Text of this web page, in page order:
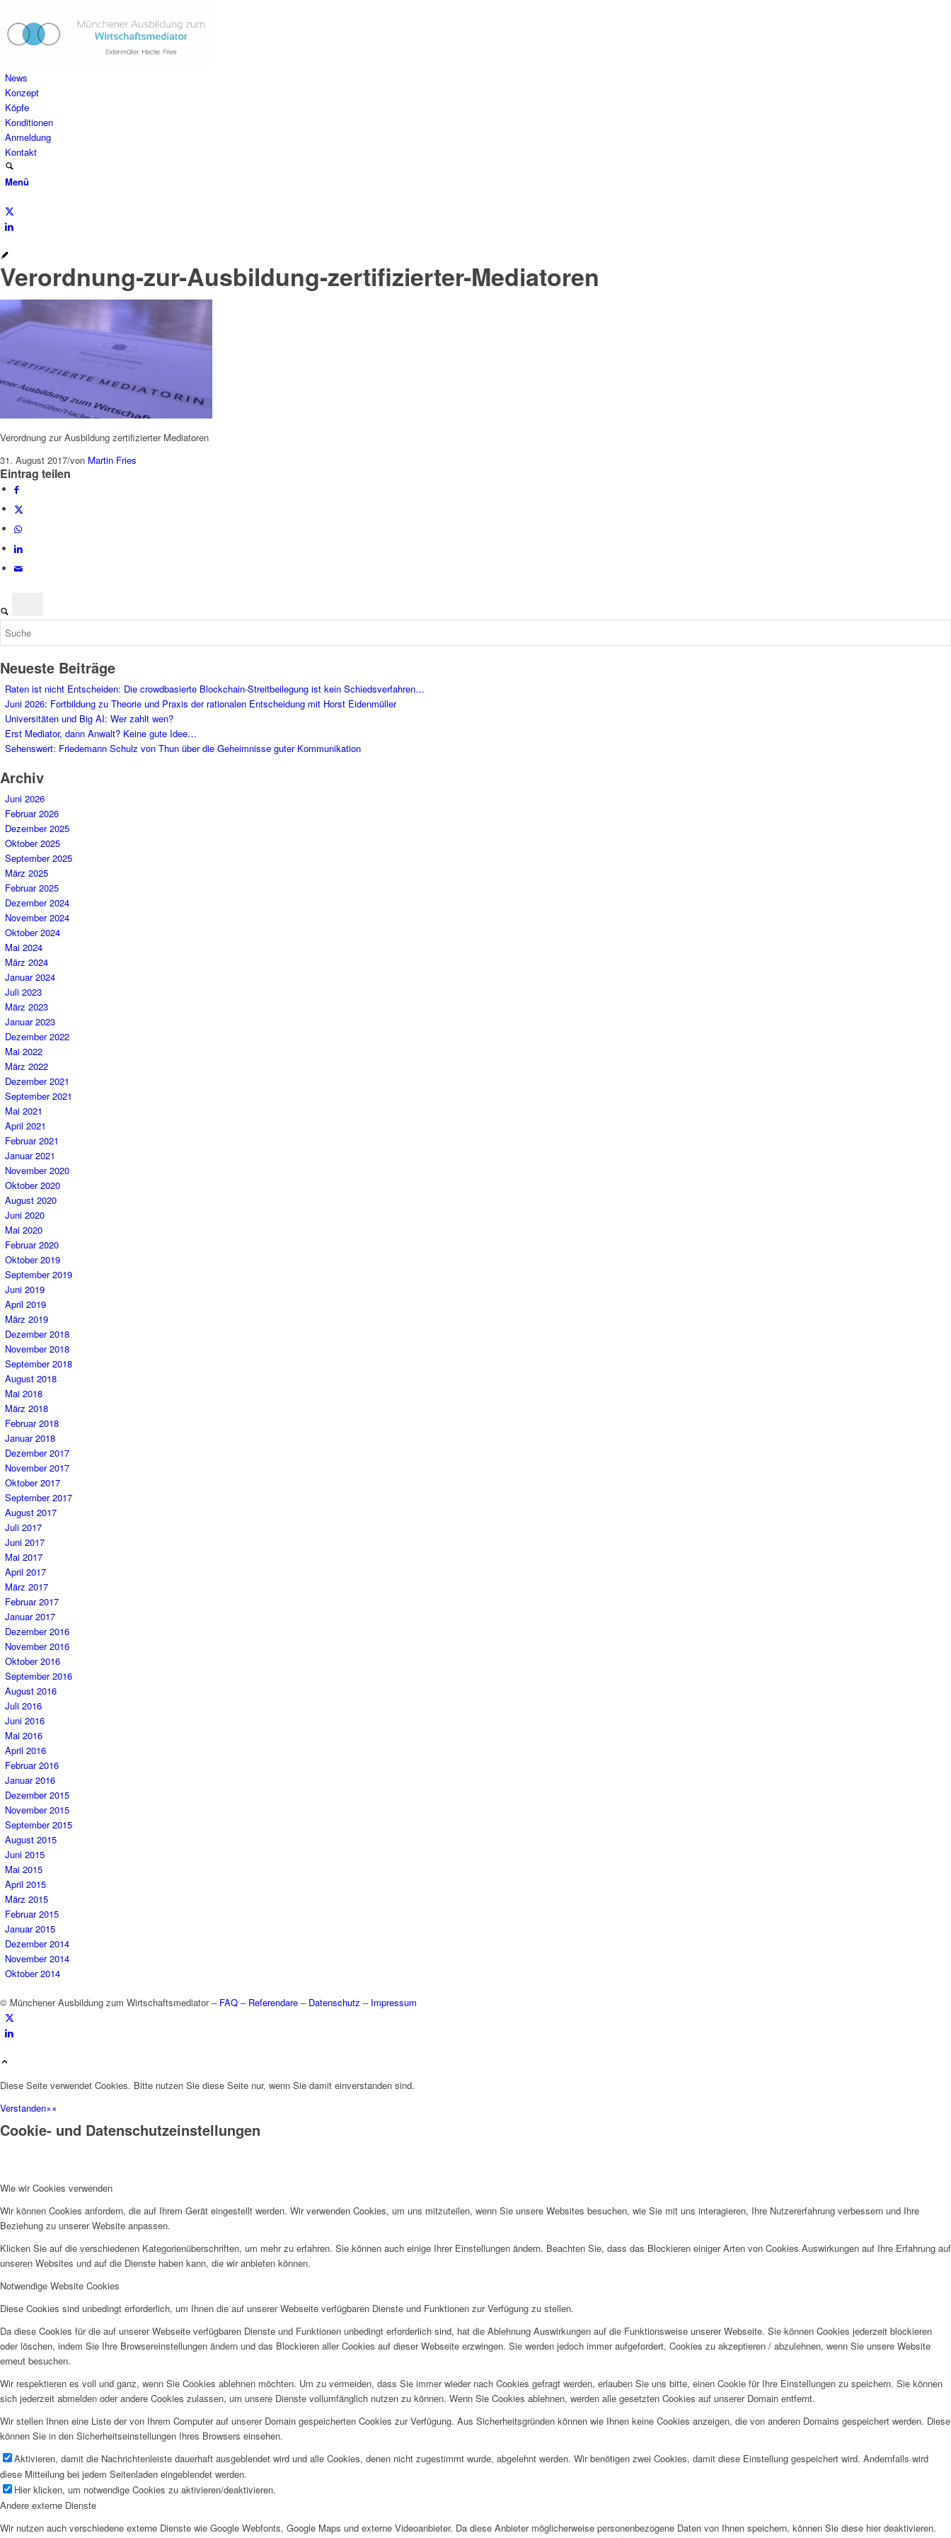
News
Konzept
Köpfe
Konditionen
Anmeldung
Kontakt
Menü
Verordnung-zur-Ausbildung-zertifizierter-Mediatoren
Verordnung zur Ausbildung zertifizierter Mediatoren
31. August 2017/von Martin Fries
Eintrag teilen
Neueste Beiträge
Raten ist nicht Entscheiden: Die crowdbasierte Blockchain-Streitbeilegung ist kein Schiedsverfahren…
Juni 2026: Fortbildung zu Theorie und Praxis der rationalen Entscheidung mit Horst Eidenmüller
Universitäten und Big AI: Wer zahlt wen?
Erst Mediator, dann Anwalt? Keine gute Idee…
Sehenswert: Friedemann Schulz von Thun über die Geheimnisse guter Kommunikation
Archiv
Juni 2026
Februar 2026
Dezember 2025
Oktober 2025
September 2025
März 2025
Februar 2025
Dezember 2024
November 2024
Oktober 2024
Mai 2024
März 2024
Januar 2024
Juli 2023
März 2023
Januar 2023
Dezember 2022
Mai 2022
März 2022
Dezember 2021
September 2021
Mai 2021
April 2021
Februar 2021
Januar 2021
November 2020
Oktober 2020
August 2020
Juni 2020
Mai 2020
Februar 2020
Oktober 2019
September 2019
Juni 2019
April 2019
März 2019
Dezember 2018
November 2018
September 2018
August 2018
Mai 2018
März 2018
Februar 2018
Januar 2018
Dezember 2017
November 2017
Oktober 2017
September 2017
August 2017
Juli 2017
Juni 2017
Mai 2017
April 2017
März 2017
Februar 2017
Januar 2017
Dezember 2016
November 2016
Oktober 2016
September 2016
August 2016
Juli 2016
Juni 2016
Mai 2016
April 2016
Februar 2016
Januar 2016
Dezember 2015
November 2015
September 2015
August 2015
Juni 2015
Mai 2015
April 2015
März 2015
Februar 2015
Januar 2015
Dezember 2014
November 2014
Oktober 2014
© Münchener Ausbildung zum Wirtschaftsmediator – FAQ – Referendare – Datenschutz – Impressum
Diese Seite verwendet Cookies. Bitte nutzen Sie diese Seite nur, wenn Sie damit einverstanden sind.
Verstanden××
Cookie- und Datenschutzeinstellungen
Wie wir Cookies verwenden
Wir können Cookies anfordern, die auf Ihrem Gerät eingestellt werden. Wir verwenden Cookies, um uns mitzuteilen, wenn Sie unsere Websites besuchen, wie Sie mit uns interagieren, Ihre Nutzererfahrung verbessern und Ihre
Beziehung zu unserer Website anpassen.
Klicken Sie auf die verschiedenen Kategorienüberschriften, um mehr zu erfahren. Sie können auch einige Ihrer Einstellungen ändern. Beachten Sie, dass das Blockieren einiger Arten von Cookies Auswirkungen auf Ihre Erfahrung auf
unseren Websites und auf die Dienste haben kann, die wir anbieten können.
Notwendige Website Cookies
Diese Cookies sind unbedingt erforderlich, um Ihnen die auf unserer Webseite verfügbaren Dienste und Funktionen zur Verfügung zu stellen.
Da diese Cookies für die auf unserer Webseite verfügbaren Dienste und Funktionen unbedingt erforderlich sind, hat die Ablehnung Auswirkungen auf die Funktionsweise unserer Webseite. Sie können Cookies jederzeit blockieren
oder löschen, indem Sie Ihre Browsereinstellungen ändern und das Blockieren aller Cookies auf dieser Webseite erzwingen. Sie werden jedoch immer aufgefordert, Cookies zu akzeptieren / abzulehnen, wenn Sie unsere Website
erneut besuchen.
Wir respektieren es voll und ganz, wenn Sie Cookies ablehnen möchten. Um zu vermeiden, dass Sie immer wieder nach Cookies gefragt werden, erlauben Sie uns bitte, einen Cookie für Ihre Einstellungen zu speichern. Sie können
sich jederzeit abmelden oder andere Cookies zulassen, um unsere Dienste vollumfänglich nutzen zu können. Wenn Sie Cookies ablehnen, werden alle gesetzten Cookies auf unserer Domain entfernt.
Wir stellen Ihnen eine Liste der von Ihrem Computer auf unserer Domain gespeicherten Cookies zur Verfügung. Aus Sicherheitsgründen können wie Ihnen keine Cookies anzeigen, die von anderen Domains gespeichert werden. Diese
können Sie in den Sicherheitseinstellungen Ihres Browsers einsehen.
Aktivieren, damit die Nachrichtenleiste dauerhaft ausgeblendet wird und alle Cookies, denen nicht zugestimmt wurde, abgelehnt werden. Wir benötigen zwei Cookies, damit diese Einstellung gespeichert wird. Andernfalls wird
diese Mitteilung bei jedem Seitenladen eingeblendet werden.
Hier klicken, um notwendige Cookies zu aktivieren/deaktivieren.
Andere externe Dienste
Wir nutzen auch verschiedene externe Dienste wie Google Webfonts, Google Maps und externe Videoanbieter. Da diese Anbieter möglicherweise personenbezogene Daten von Ihnen speichern, können Sie diese hier deaktivieren.